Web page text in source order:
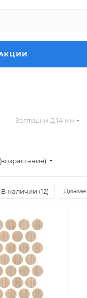
— Заглушки Д 14 мм
В наличии (12)